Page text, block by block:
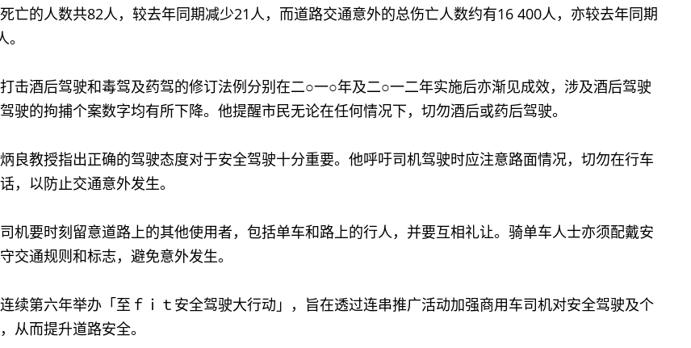
亡的人数共82人，较去年同期减少21人，而道路交通意外的总伤亡人数约有16 400人，亦较去年同期
酒后驾驶和毒驾及药驾的修订法例分别在二○一○年及二○一二年实施后亦渐见成效，涉及酒后驾驶
驶的拘捕个案数字均有所下降。他提醒市民无论在任何情况下，切勿酒后或药后驾驶。
教授指出正确的驾驶态度对于安全驾驶十分重要。他呼吁司机驾驶时应注意路面情况，切勿在行车
，以防止交通意外发生。
要时刻留意道路上的其他使用者，包括单车和路上的行人，并要互相礼让。骑单车人士亦须配戴安
交通规则和标志，避免意外发生。
第六年举办「至ｆｉｔ安全驾驶大行动」，旨在透过连串推广活动加强商用车司机对安全驾驶及个
从而提升道路安全。